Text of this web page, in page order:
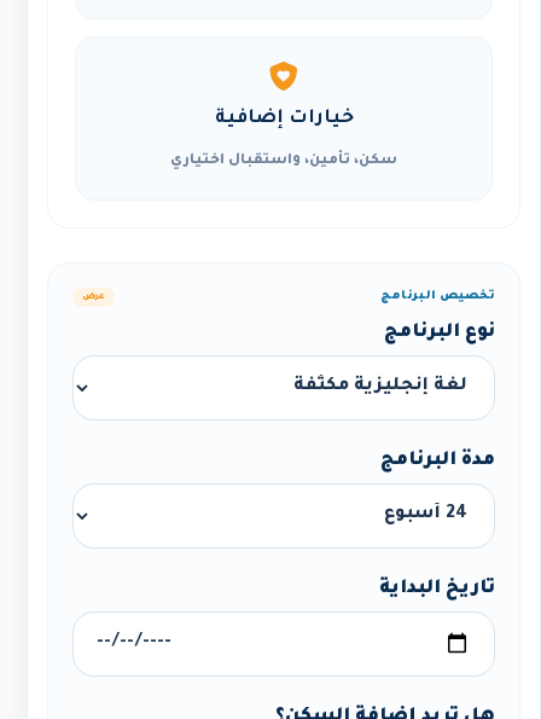
خيارات إضافية
سكن، تأمين، واستقبال اختياري
تخصيص البرنامج عرض
نوع البرنامج
مدة البرنامج
تاريخ البداية